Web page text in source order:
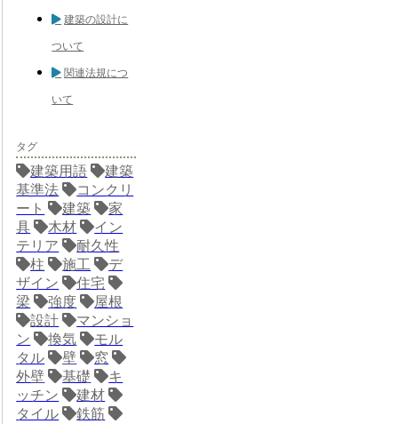
建築の設計に
ついて
関連法規につ
いて
タグ
建築用語
建築
基準法
コンクリ
ート
建築
家
具
木材
イン
テリア
耐久性
柱
施工
デ
ザイン
住宅
梁
強度
屋根
設計
マンショ
ン
換気
モル
タル
壁
窓
外壁
基礎
キ
ッチン
建材
タイル
鉄筋